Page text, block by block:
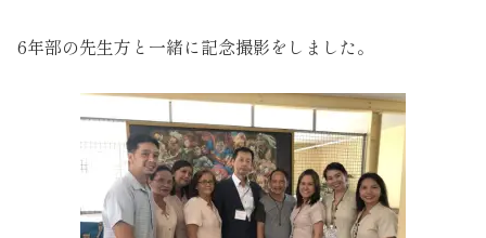
6年部の先生方と一緒に記念撮影をしました。